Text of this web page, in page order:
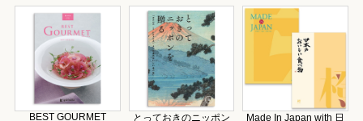
BEST GOURMET
とっておきのニッポン
Made In Japan with 日